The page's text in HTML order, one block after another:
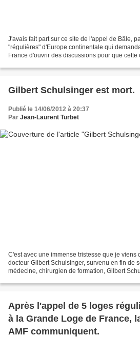
J'avais fait part sur ce site de l'appel de Bâle,
"régulières" d'Europe continentale qui
France d'ouvrir des discussions pour que cette
Gilbert Schulsinger est mort.
Publié le 14/06/2012 à 20:37
Par Jean-Laurent Turbet
C'est avec une immense tristesse que je viens
docteur Gilbert Schulsinger, survenu en fin de
médecine, chirurgien de formation, Gilbert
Après l'appel de 5 loges
à la Grande Loge de France,
AMF communiquent.